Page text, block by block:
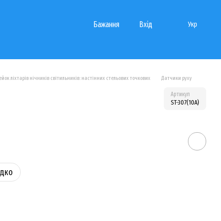
Бажання Вхід Укр
ліхтарів нічників світильників: настінних стельових точкових Датчики руху
Артикул
ST-307(10A)